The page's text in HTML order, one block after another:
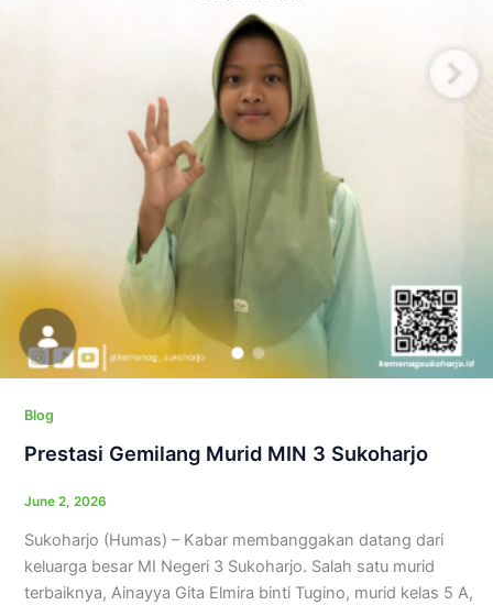
Blog
Prestasi Gemilang Murid MIN 3 Sukoharjo
June 2, 2026
Sukoharjo (Humas) – Kabar membanggakan datang dari
keluarga besar MI Negeri 3 Sukoharjo. Salah satu murid
terbaiknya, Ainayya Gita Elmira binti Tugino, murid kelas 5 A,